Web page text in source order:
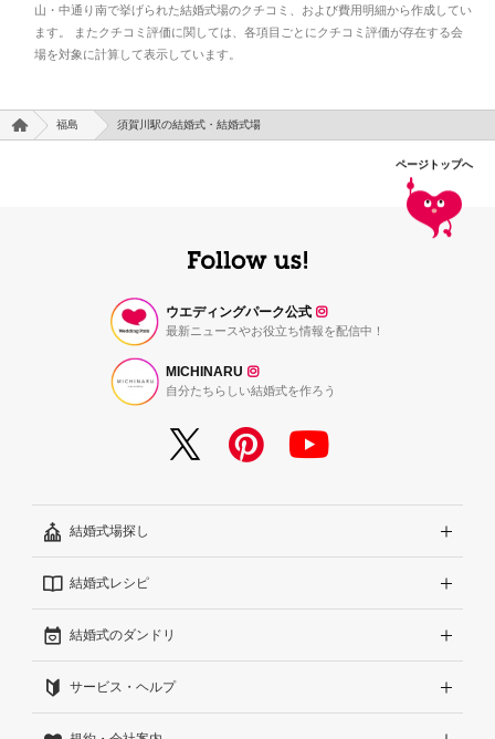
山・中通り南で挙げられた結婚式場のクチコミ、および費用明細から作成してい
ます。 またクチコミ評価に関しては、各項目ごとにクチコミ評価が存在する会
場を対象に計算して表示しています。
福島 須賀川駅の結婚式・結婚式場
ページトップへ
ウエディングパーク公式
最新ニュースやお役立ち情報を配信中！
MICHINARU
自分たちらしい結婚式を作ろう
結婚式場探し
エリアから探す
こだわりから探す
雰囲気から探す
結婚式レシピ
結婚式準備レポート『ハナレポ』
結婚式当日の動画『ムビレポ』
結婚式のダンドリ
結婚準備ガイド
サービス・ヘルプ